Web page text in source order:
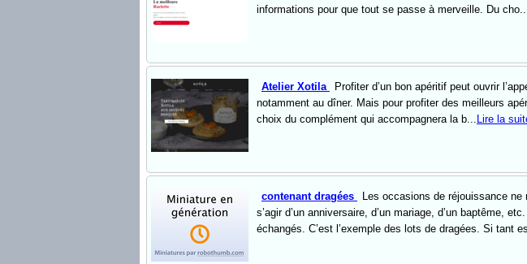
informations pour que tout se passe à merveille. Du
Atelier Xotila
Profiter d’un bon apéritif peut ouvrir
notamment au dîner. Mais pour profiter des meilleurs
choix du complément qui accompagnera la b... Lire la
contenant dragées
Les occasions de réjouissance
s’agir d’un anniversaire, d’un mariage, d’un baptême,
échangés. C’est l’exemple des lots de dragées. Si tant